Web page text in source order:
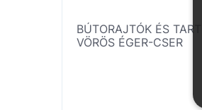
BÚTORAJTÓK ÉS
VÖRÖS ÉGER-CSER